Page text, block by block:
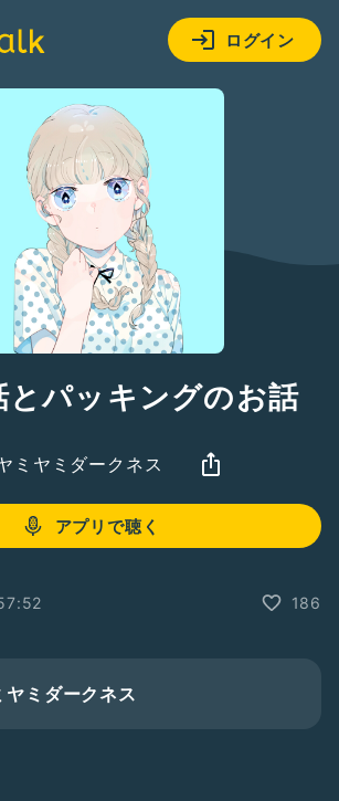
ログイン
とパッキングのお話
ミヤミダークネス
アプリで聴く
186
ヤミダークネス